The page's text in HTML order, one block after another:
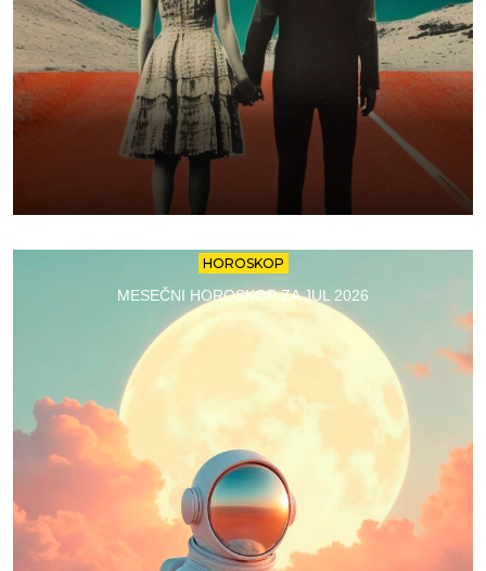
HOROSKOP
MESEČNI HOROSKOP ZA JUL 2026